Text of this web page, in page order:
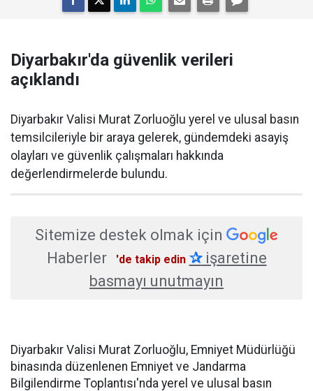
Diyarbakır'da güvenlik verileri
açıklandı
Diyarbakır Valisi Murat Zorluoğlu yerel ve ulusal basın
temsilcileriyle bir araya gelerek, gündemdeki asayiş
olayları ve güvenlik çalışmaları hakkında
değerlendirmelerde bulundu.
Sitemize destek olmak için
Haberler
'de takip edin ✰işaretine
basmayı unutmayın
Diyarbakır Valisi Murat Zorluoğlu, Emniyet Müdürlüğü
binasında düzenlenen Emniyet ve Jandarma
Bilgilendirme Toplantısı'nda yerel ve ulusal basın